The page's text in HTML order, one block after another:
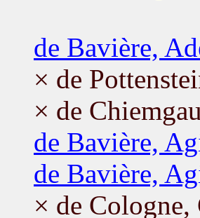
de Bavière,
× de
× de
de Bavière,
de Bavière,
× de